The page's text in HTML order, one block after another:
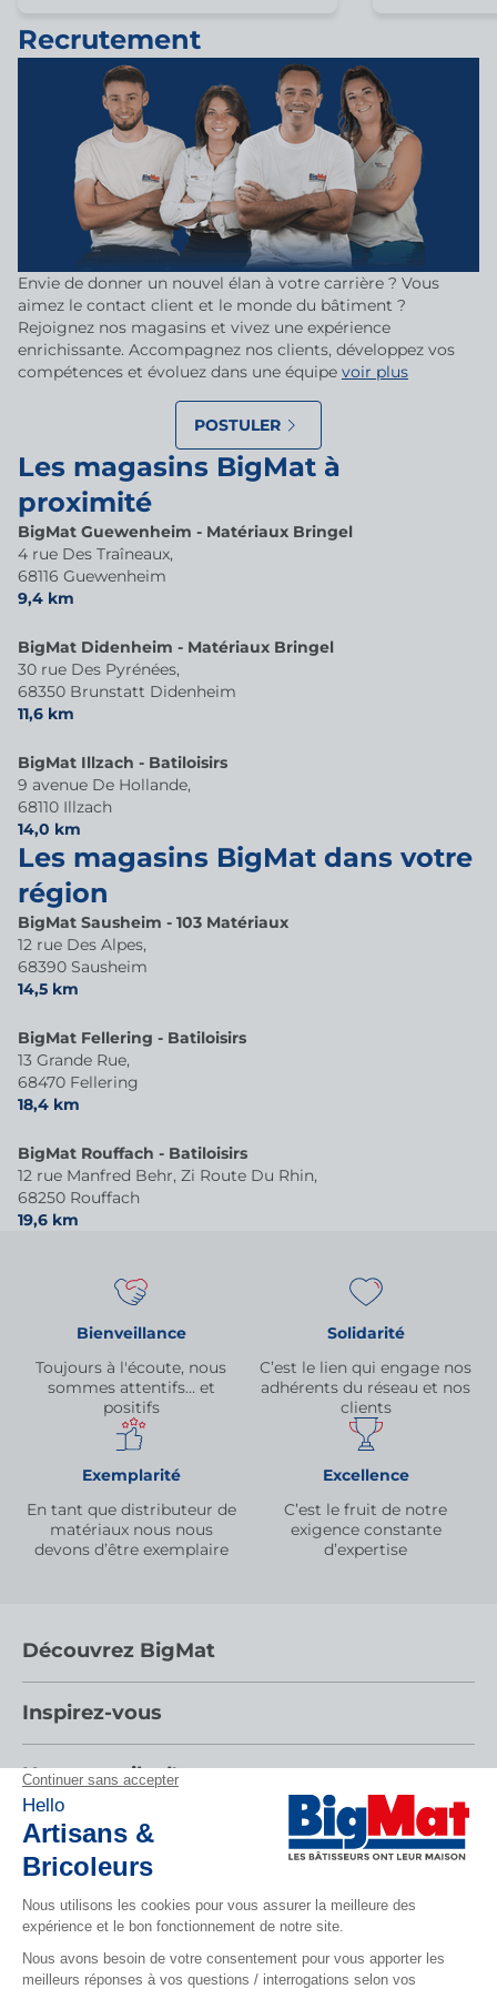
Recrutement
Envie de donner un nouvel élan à votre carrière ? Vous
aimez le contact client et le monde du bâtiment ?
Rejoignez nos magasins et vivez une expérience
enrichissante. Accompagnez nos clients, développez vos
compétences et évoluez dans une équipe voir plus
POSTULER
Les magasins BigMat à
proximité
BigMat Guewenheim - Matériaux Bringel
4 rue Des Traîneaux,
68116 Guewenheim
9,4 km
BigMat Didenheim - Matériaux Bringel
30 rue Des Pyrénées,
68350 Brunstatt Didenheim
11,6 km
BigMat Illzach - Batiloisirs
9 avenue De Hollande,
68110 Illzach
14,0 km
Les magasins BigMat dans votre
région
BigMat Sausheim - 103 Matériaux
12 rue Des Alpes,
68390 Sausheim
14,5 km
BigMat Fellering - Batiloisirs
13 Grande Rue,
68470 Fellering
18,4 km
BigMat Rouffach - Batiloisirs
12 rue Manfred Behr, Zi Route Du Rhin,
68250 Rouffach
19,6 km
Bienveillance
Toujours à l'écoute, nous
sommes attentifs… et
positifs
Solidarité
C’est le lien qui engage nos
adhérents du réseau et nos
clients
Exemplarité
En tant que distributeur de
matériaux nous nous
devons d’être exemplaire
Excellence
C’est le fruit de notre
exigence constante
d’expertise
Découvrez BigMat
Nous rejoindre
Devenez adhérent
Les services BigMat
Les Bâtisseurs du Sport
Inspirez-vous
Nos catalogues
Tendances
Nos conseils d'experts
Nos conseils
Nos tutos
Espace adhérent
CONTACTEZ-NOUS
Suivez-nous